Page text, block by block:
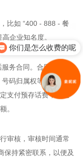
比如 “400 - 888 - 餐
企业知名度。
务合同。合同中务必
码归属权等关键信
支付预存话费，普通
。
审核，审核时间通常
保持紧密联系，以便及
你们是怎么收费的呢